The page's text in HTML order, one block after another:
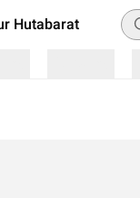
Hutabarat